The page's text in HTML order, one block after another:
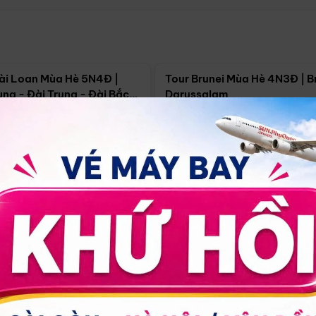
Loan Mùa Hè 5N4Đ |
- Đài Trung - Đài Bắc
18/09
Tour Brunei Mùa Hè 4N3Đ |
Darussalam
Hồ Chí Minh 4N3Đ
30/08 17/09 24/09
14.499.000đ Xem chi